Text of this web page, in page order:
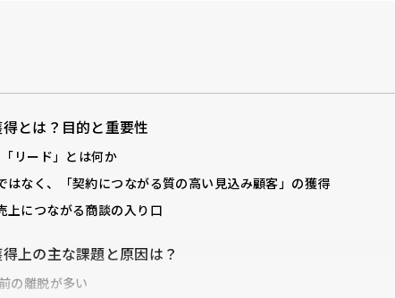
とは？目的と重要性
リード」とは何か
はなく、「契約につながる質の高い見込み顧客」の獲得
上につながる商談の入り口
上の主な課題と原因は？
の離脱が多い